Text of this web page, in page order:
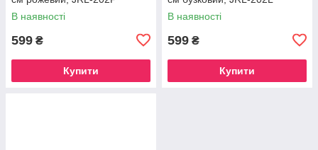
В наявності
599 ₴
Купити
В наявності
599 ₴
Купити